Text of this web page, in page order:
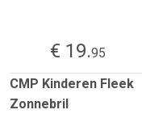
€ 19.95
CMP Kinderen Fleek
Zonnebril